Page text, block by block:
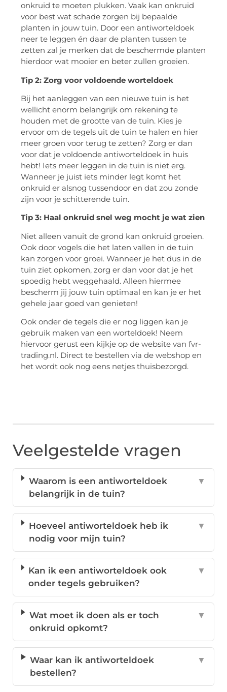
onkruid te moeten plukken. Vaak kan onkruid
voor best wat schade zorgen bij bepaalde
planten in jouw tuin. Door een antiworteldoek
neer te leggen én daar de planten tussen te
zetten zal je merken dat de beschermde planten
hierdoor wat mooier en beter zullen groeien.
Tip 2: Zorg voor voldoende worteldoek
Bij het aanleggen van een nieuwe tuin is het
wellicht enorm belangrijk om rekening te
houden met de grootte van de tuin. Kies je
ervoor om de tegels uit de tuin te halen en hier
meer groen voor terug te zetten? Zorg er dan
voor dat je voldoende antiworteldoek in huis
hebt! Iets meer leggen in de tuin is niet erg.
Wanneer je juist iets minder legt komt het
onkruid er alsnog tussendoor en dat zou zonde
zijn voor je schitterende tuin.
Tip 3: Haal onkruid snel weg mocht je wat zien
Niet alleen vanuit de grond kan onkruid groeien.
Ook door vogels die het laten vallen in de tuin
kan zorgen voor groei. Wanneer je het dus in de
tuin ziet opkomen, zorg er dan voor dat je het
spoedig hebt weggehaald. Alleen hiermee
bescherm jij jouw tuin optimaal en kan je er het
gehele jaar goed van genieten!
Ook onder de tegels die er nog liggen kan je
gebruik maken van een worteldoek! Neem
hiervoor gerust een kijkje op de website van fvr-
trading.nl. Direct te bestellen via de webshop en
het wordt ook nog eens netjes thuisbezorgd.
Veelgestelde vragen
Waarom is een antiworteldoek
belangrijk in de tuin?
▼
Hoeveel antiworteldoek heb ik
nodig voor mijn tuin?
▼
Kan ik een antiworteldoek ook
onder tegels gebruiken?
▼
Wat moet ik doen als er toch
onkruid opkomt?
▼
Waar kan ik antiworteldoek
bestellen?
▼